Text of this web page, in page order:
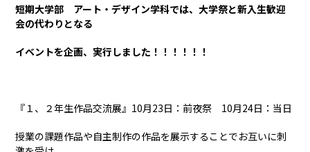
短期大学部 アート・デザイン学科では、大学祭と新入生歓迎
会の代わりとなる
イベントを企画、実行しました！！！！！！
『１、２年生作品交流展』10月23日：前夜祭 10月24日：当日
授業の課題作品や自主制作の作品を展示することでお互いに刺